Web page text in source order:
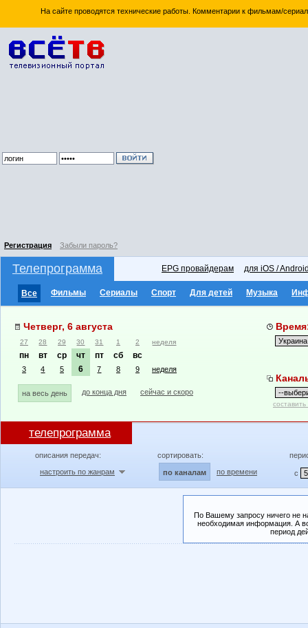
На сайте проводятся технические работы. Комментарии к фильмам/
Регистрация Забыли пароль?
Телепрограмма EPG провайдерам для iOS /
Все Фильмы Сериалы Спорт Для детей Музыка
Четверг, 6 августа
27 28 29 30 31 1 2 неделя
пн вт ср чт пт сб вс
3 4 5 6 7 8 9 неделя
на весь день до конца дня сейчас и скоро
телепрограмма
описания передач:
настроить по жанрам
сортировать:
по каналам по времени с
По Вашему запросу ничего не
необходимая информация. А
период